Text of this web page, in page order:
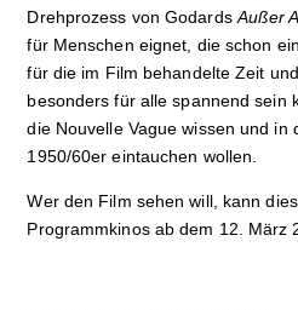
Drehprozess von Godards Außer
für Menschen eignet, die schon
für die im Film behandelte Zeit
besonders für alle spannend sein
die Nouvelle Vague wissen und in
1950/60er eintauchen wollen.
Wer den Film sehen will, kann
Programmkinos ab dem 12. März